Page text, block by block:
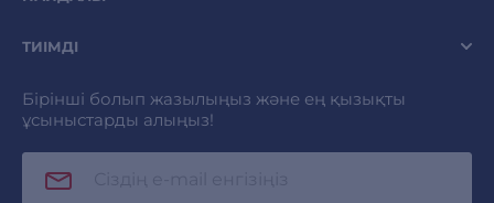
ТИІМДІ
Бірінші болып жазылыңыз және ең қызықты
ұсыныстарды алыңыз!